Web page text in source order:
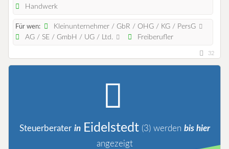
Handwerk
Für wen:
Kleinunternehmer / GbR / OHG / KG / PersG
AG / SE / GmbH / UG / Ltd.
Freiberufler
32
Steuerberater in Eidelstedt (3)werden bis hier
angezeigt